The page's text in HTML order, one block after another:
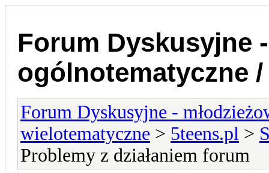
Forum Dyskusyjne
ogólnotematyczne
Forum Dyskusyjne -
wielotematyczne > 5teens.pl >
Problemy z działaniem forum